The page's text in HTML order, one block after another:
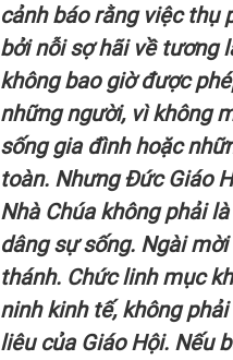
cảnh báo rằng việc thụ
bởi nỗi sợ hãi về tương
không bao giờ được
những người, vì không
sống gia đình hoặc
toàn. Nhưng Đức Giáo
Nhà Chúa không phải
dâng sự sống. Ngài
thánh. Chức linh mục
ninh kinh tế, không
liêu của Giáo Hội. Nếu